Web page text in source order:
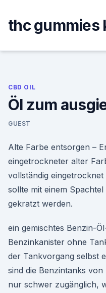
content
thc gummies
CBD OIL
Öl zum
GUEST
Alte Farbe entsorgen –
eingetrockneter alter
vollständig
sollte mit einem
gekratzt werden.
ein gemischtes Benzin-
Benzinkanister ohne
der Tankvorgang selbst
sind die Benzintanks
nur schwer zugänglich,